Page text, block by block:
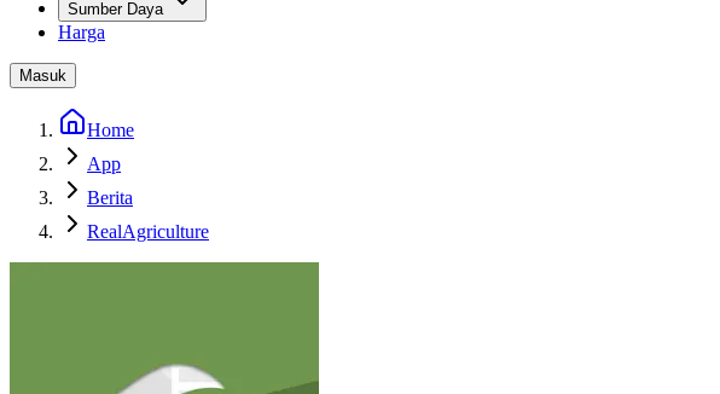
Sumber Daya
Harga
Masuk
Home
App
Berita
RealAgriculture